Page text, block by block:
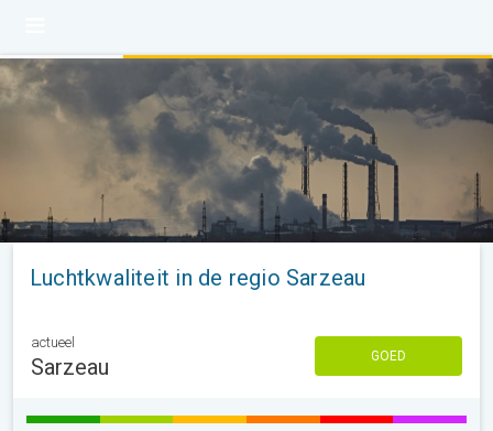
Luchtkwaliteit in de regio Sarzeau
actueel
Sarzeau GOED